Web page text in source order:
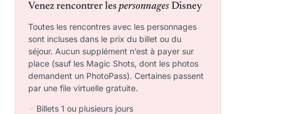
Venez rencontrer lespersonnagesDisney
Toutes les rencontres avec les personnages
sont incluses dans le prix du billet ou du
séjour. Aucun supplément n’est à payer sur
place (sauf les Magic Shots, dont les photos
demandent un PhotoPass). Certaines passent
par une file virtuelle gratuite.
Billets 1 ou plusieurs jours